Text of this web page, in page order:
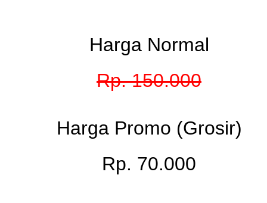
Harga Normal
Rp. 150.000
Harga Promo (Grosir)
Rp. 70.000